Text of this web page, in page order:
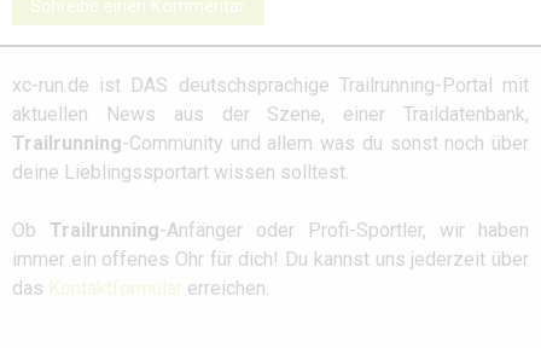
Schreibe einen Kommentar
xc-run.de ist DAS deutschsprachige Trailrunning-Portal mit
aktuellen News aus der Szene, einer Traildatenbank,
Trailrunning-Community und allem was du sonst noch über
deine Lieblingssportart wissen solltest.
Ob Trailrunning-Anfänger oder Profi-Sportler, wir haben
immer ein offenes Ohr für dich! Du kannst uns jederzeit über
das Kontaktformular erreichen.